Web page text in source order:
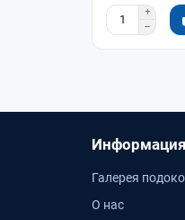
Информация
Галерея
О нас